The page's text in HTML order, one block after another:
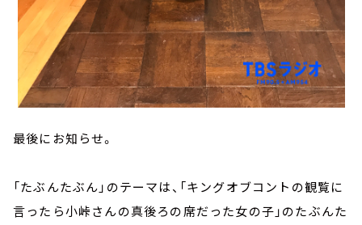
最後にお知らせ。
「たぶんたぶん」のテーマは、「キングオブコントの観覧に
言ったら小峠さんの真後ろの席だった女の子」のたぶんた